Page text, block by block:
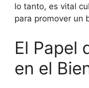
lo tanto, es vital
para promover un
El Papel
en el